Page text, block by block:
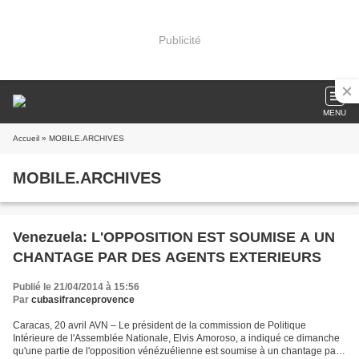
Publicité
MENU
Accueil » MOBILE.ARCHIVES
MOBILE.ARCHIVES
Venezuela: L'OPPOSITION EST SOUMISE A UN
CHANTAGE PAR DES AGENTS EXTERIEURS
Publié le 21/04/2014 à 15:56
Par cubasifranceprovence
Caracas, 20 avril AVN – Le président de la commission de Politique
Intérieure de l'Assemblée Nationale, Elvis Amoroso, a indiqué ce dimanche
qu'une partie de l'opposition vénézuélienne est soumise à un chantage par